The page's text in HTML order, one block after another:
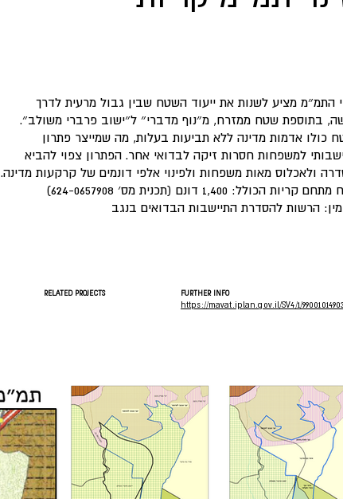
התמ״מ מציע לשנות את ייעוד השטח שבין גבול מרעית לדרך
בתוספת שטח ממזרח, מ״נוף מדברי״ ל״ישוב פרברי משולב״.
כולו אדמות מדינה ללא תביעות בעלות, מה שמייצר פתרון
למשפחות חסרות זיקה לבדואי אחר. הפתרון צפוי להביא
ולאכלוס מאות משפחות ולפינוי אלפי דונמים של קרקעות מדינה.
הרשות להסדרת התיישבות הבדואים בנגב
RELATED PROJECTS FURTHER INFO
https://mavat.iplan.gov.il/SV4/1/